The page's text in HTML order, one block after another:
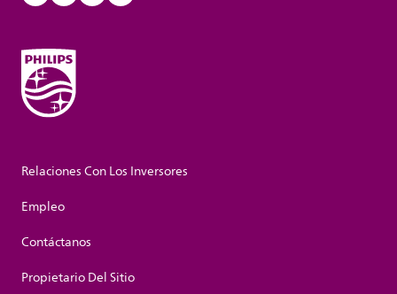
Relaciones Con Los Inversores
Empleo
Contáctanos
Propietario Del Sitio